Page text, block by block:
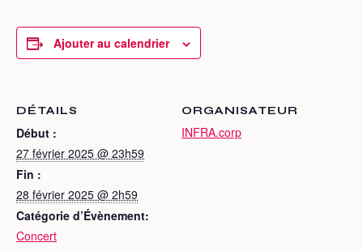
Ajouter au calendrier
DÉTAILS
Début :
27 février 2025 @ 23h59
Fin :
28 février 2025 @ 2h59
Catégorie d’Évènement:
Concert
ORGANISATEUR
INFRA.corp